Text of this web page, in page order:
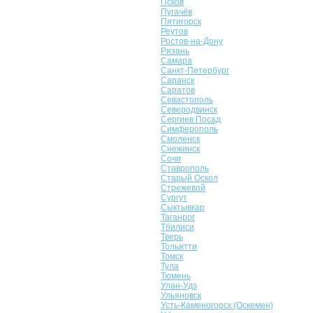
Псков
Пугачёв
Пятигорск
Реутов
Ростов-на-Дону
Рязань
Самара
Санкт-Петербург
Саранск
Саратов
Севастополь
Северодвинск
Сергиев Посад
Симферополь
Смоленск
Снежинск
Сочи
Ставрополь
Старый Оскол
Стрежевой
Сургут
Сыктывкар
Таганрог
Тбилиси
Тверь
Тольятти
Томск
Тула
Тюмень
Улан-Удэ
Ульяновск
Усть-Каменогорск (Оскемен)